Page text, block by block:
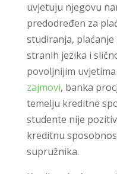
uvjetuju njegovu
predodređen za
studiranja,
stranih jezika i
povoljnijim
zajmovi, banka
temelju kreditne
studente nije
kreditnu
supružnika.